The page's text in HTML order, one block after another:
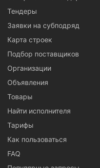
Тендеры
Заявки на субподряд
Карта строек
Подбор поставщиков
Организации
Объявления
Товары
Найти исполнителя
Тарифы
Как пользоваться
FAQ